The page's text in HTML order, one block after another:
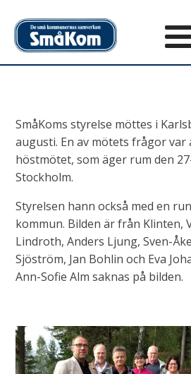
SmåKoms styrelse möttes i
augusti. En av mötets frågor
höstmötet, som äger rum den
Stockholm.
Styrelsen hann också med en
kommun. Bilden är från Klinten,
Lindroth, Anders Ljung, Sven-
Sjöström, Jan Bohlin och Eva
Ann-Sofie Alm saknas på bilden.